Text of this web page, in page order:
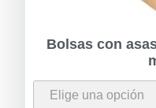
Bolsas con